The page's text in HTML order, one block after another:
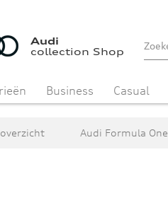
Audi
collection Shop
Business Casual
Audi Formula One